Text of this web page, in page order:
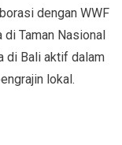
dengan WWF
Taman Nasional
di Bali aktif dalam
lokal.